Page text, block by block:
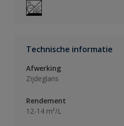
Technische informatie
Afwerking
Zijdeglans
Rendement
12-14 m²/L